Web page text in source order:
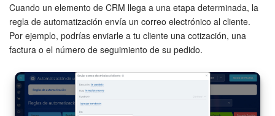
BI Builder
Bitrix24 Market
Sitios web
Tienda Online
Cuando un elemento de CRM llega a una etapa determinada, la
regla de automatización envía un correo electrónico al cliente.
Por ejemplo, podrías enviarle a tu cliente una cotización, una
factura o el número de seguimiento de su pedido.